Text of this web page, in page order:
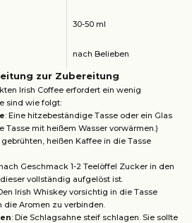
30-50 ml
nach Belieben
zur Zubereitung
Irish Coffee erfordert ein wenig
sind wie folgt:
: Eine hitzebeständige Tasse oder ein Glas
Tasse mit heißem Wasser vorwärmen.)
gebrühten, heißen Kaffee in die Tasse
Geschmack 1-2 Teelöffel Zucker in den
vollständig aufgelöst ist.
Irish Whiskey vorsichtig in die Tasse
die Aromen zu verbinden.
: Die Schlagsahne steif schlagen. Sie sollte